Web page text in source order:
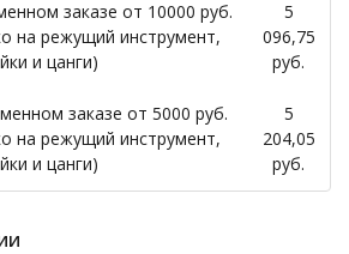
заказе от 10000 руб.
на режущий инструмент,
и цанги)
5
096,75
руб.
заказе от 5000 руб.
на режущий инструмент,
и цанги)
5
204,05
руб.